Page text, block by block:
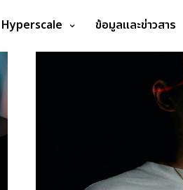
Hyperscale ข้อมูลและข่าวสาร